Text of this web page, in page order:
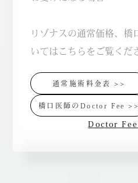
リゾナスの通常価格、橋
いてはこちらをご覧くだ
通常施術料金表 >>
橋口医師のDoctor Fee >>
Doctor Fee